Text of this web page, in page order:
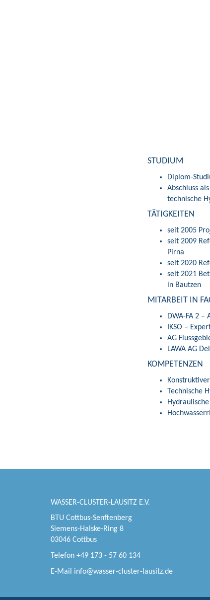
STUDIUM
Diplom-
Abschluss
technische
TÄTIGKEITEN
seit 2005
seit 2009
Pirna
seit 2020
seit 2021
in Bautzen
MITARBEIT IN
DWA-FA 2
IKSO –
AG
LAWA AG
KOMPETENZEN
Technische
WASSER-CLUSTER-LAUSITZ E.V.
BTU Cottbus-Senftenberg
Siemens-Halske-Ring 8
03046 Cottbus
Telefon +49 173 - 57 60 134
E-Mail info@wasser-cluster-lausitz.de